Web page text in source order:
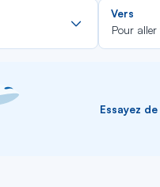
Rechercher
dans
la
Vers
Pour aller
Essayez